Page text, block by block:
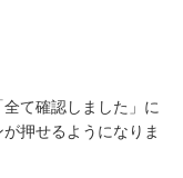
て確認しました」に
押せるようになりま